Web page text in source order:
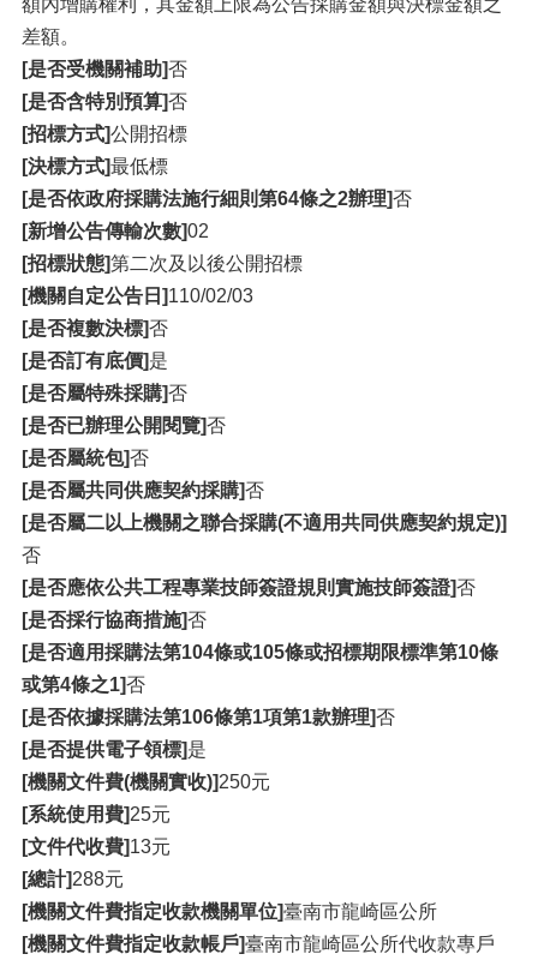
額內增購權利，其金額上限為公告採購金額與決標金額之
差額。
[是否受機關補助]否
[是否含特別預算]否
[招標方式]公開招標
[決標方式]最低標
[是否依政府採購法施行細則第64條之2辦理]否
[新增公告傳輸次數]02
[招標狀態]第二次及以後公開招標
[機關自定公告日]110/02/03
[是否複數決標]否
[是否訂有底價]是
[是否屬特殊採購]否
[是否已辦理公開閱覽]否
[是否屬統包]否
[是否屬共同供應契約採購]否
[是否屬二以上機關之聯合採購(不適用共同供應契約規定)]
否
[是否應依公共工程專業技師簽證規則實施技師簽證]否
[是否採行協商措施]否
[是否適用採購法第104條或105條或招標期限標準第10條
或第4條之1]否
[是否依據採購法第106條第1項第1款辦理]否
[是否提供電子領標]是
[機關文件費(機關實收)]250元
[系統使用費]25元
[文件代收費]13元
[總計]288元
[機關文件費指定收款機關單位]臺南市龍崎區公所
[機關文件費指定收款帳戶]臺南市龍崎區公所代收款專戶